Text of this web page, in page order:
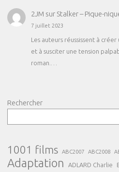
2JM sur Stalker – Pique-
7 juillet 2023
Les auteurs réussissent à
et à susciter une tension
roman.…
Rechercher
1001 films ABC2007 ABC2008
Adaptation ADLARD Charlie